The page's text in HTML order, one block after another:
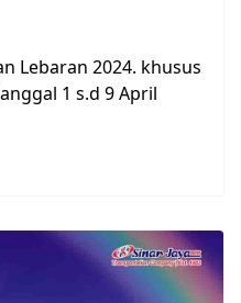
Lebaran 2024. khusus
1 s.d 9 April